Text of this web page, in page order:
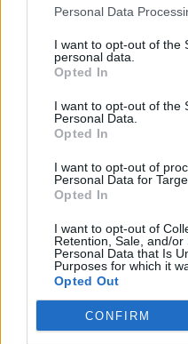
Personal Data
I want to opt-out of the
personal data.
Opted In
I want to opt-out of the
Personal Data.
Opted In
I want to opt-out of
Personal Data for
Opted In
I want to opt-out of
Retention, Sale, and/or
Personal Data that Is
Purposes for which it
Opted Out
CONFIRM
-
squadra. Ma questa
nasce nulla di
passaggi di normale
6,5
Bonus